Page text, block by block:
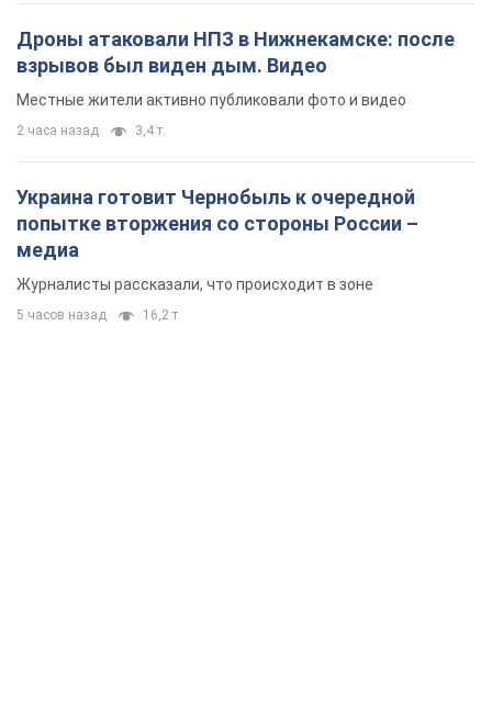
Дроны атаковали НПЗ в Нижнекамске: после
взрывов был виден дым. Видео
Местные жители активно публиковали фото и видео
2 часа назад 3,4 т.
Украина готовит Чернобыль к очередной
попытке вторжения со стороны России –
медиа
Журналисты рассказали, что происходит в зоне
5 часов назад 16,2 т.